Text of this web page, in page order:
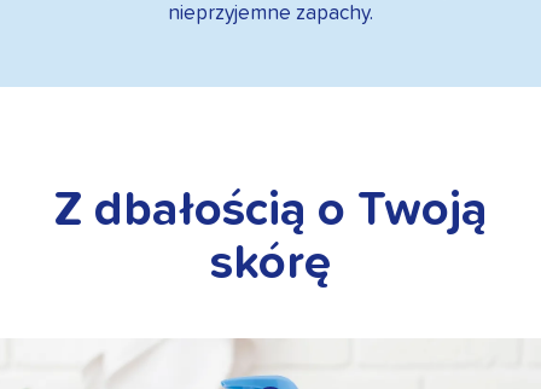
nieprzyjemne zapachy.
Z dbałością o Twoją
skórę